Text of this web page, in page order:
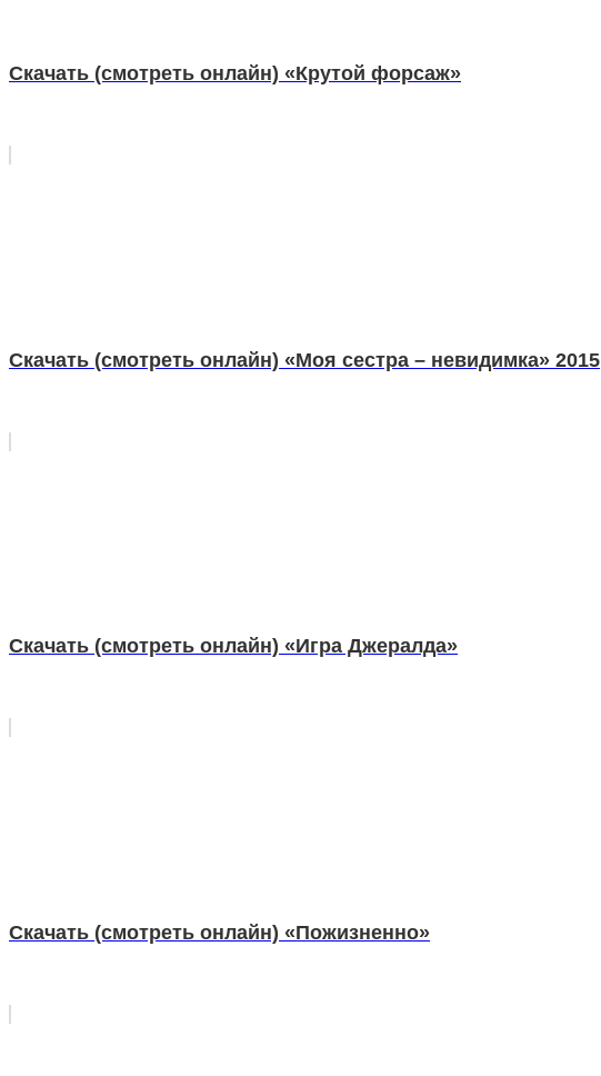
Скачать (смотреть онлайн) «Крутой форсаж»
Скачать (смотреть онлайн) «Моя сестра – невидимка» 2015
Скачать (смотреть онлайн) «Игра Джералда»
Скачать (смотреть онлайн) «Пожизненно»